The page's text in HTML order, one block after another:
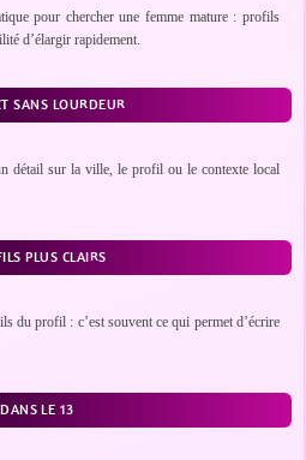
pour chercher une femme mature : profils
d’élargir rapidement.
SANS LOURDEUR
détail sur la ville, le profil ou le contexte local
PLUS CLAIRS
du profil : c’est souvent ce qui permet d’écrire
DANS LE 13